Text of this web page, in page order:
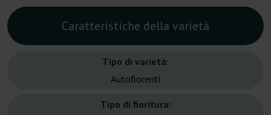
Caratteristiche della varietà
Tipo di varietà:
Autofiorenti
Tipo di fioritura: